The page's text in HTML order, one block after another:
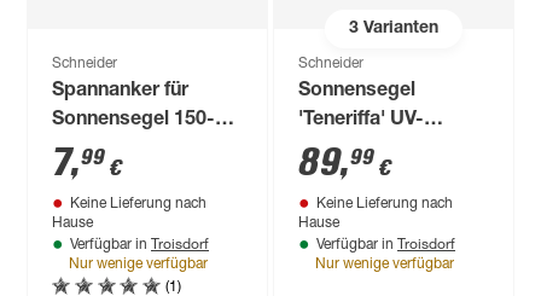
Schneider
Spannanker für
Sonnensegel 150-
218 mm
7,99 €
Keine Lieferung nach
Hause
Verfügbar in Troisdorf
Nur wenige verfügbar
(1)
3Varianten
Schneider
Sonnensegel
'Teneriffa' UV-
beständig 500 x 500
cm
89,99 €
Keine Lieferung nach
Hause
Verfügbar in Troisdorf
Nur wenige verfügbar